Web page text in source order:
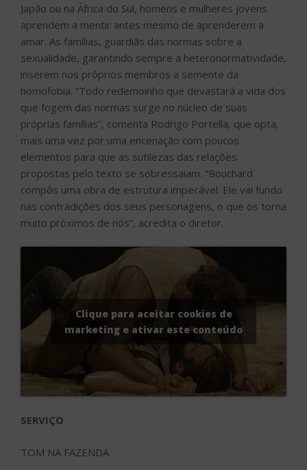
Japão ou na África do Sul, homens e mulheres jovens
aprendem a mentir antes mesmo de aprenderem a
amar. As famílias, guardiãs das normas sobre a
sexualidade, garantindo sempre a heteronormatividade,
inserem nos próprios membros a semente da
homofobia. “Todo redemoinho que devastará a vida dos
que fogem das normas surge no núcleo de suas
próprias famílias”, comenta Rodrigo Portella, que opta,
mais uma vez por uma encenação com poucos
elementos para que as sutilezas das relações
propostas pelo texto se sobressaiam. “Bouchard
compôs uma obra de estrutura impecável. Ele vai fundo
nas contradições dos seus personagens, o que os torna
muito próximos de nós”, acredita o diretor.
Clique para aceitar cookies de
marketing e ativar este conteúdo
SERVIÇO
TOM NA FAZENDA